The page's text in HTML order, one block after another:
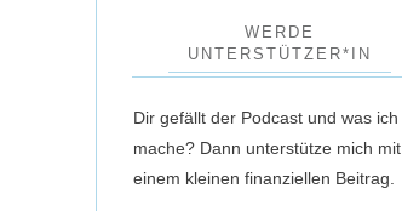
WERDE
UNTERSTÜTZER*IN
Dir gefällt der Podcast und was ich
mache? Dann unterstütze mich mit
einem kleinen finanziellen Beitrag.